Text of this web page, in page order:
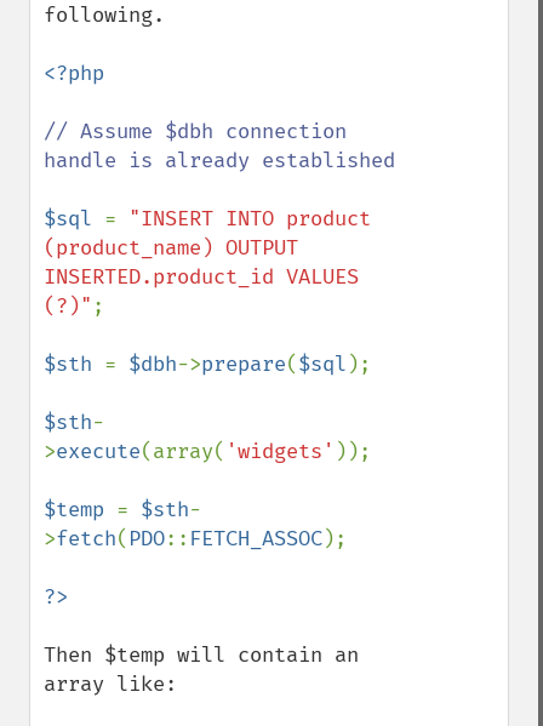
following.
<?php
// Assume $dbh connection
handle is already established
$sql = "INSERT INTO product
(product_name) OUTPUT
INSERTED.product_id VALUES
(?)" ;
$sth = $dbh->prepare($sql );
$sth-
>execute(array( 'widgets' ));
$temp = $sth-
>fetch( PDO:: FETCH_ASSOC);
Then $temp will contain an
array like: